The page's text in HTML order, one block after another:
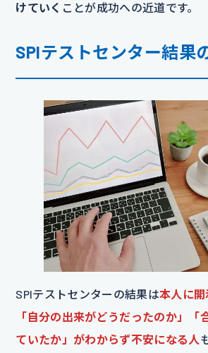
けていく ことが成功への近道です。
SPIテストセンター結果
SPIテストセンターの結果は本人に開
「自分の出来がどうだったのか」「
ていたか」がわからず不安になる人